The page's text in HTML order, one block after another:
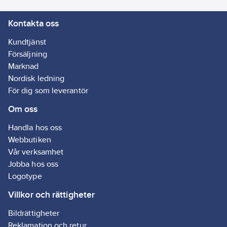
Kontakta oss
Kundtjänst
Försäljning
Marknad
Nordisk ledning
För dig som leverantör
Om oss
Handla hos oss
Webbutiken
Vår verksamhet
Jobba hos oss
Logotype
Villkor och rättigheter
Bildrättigheter